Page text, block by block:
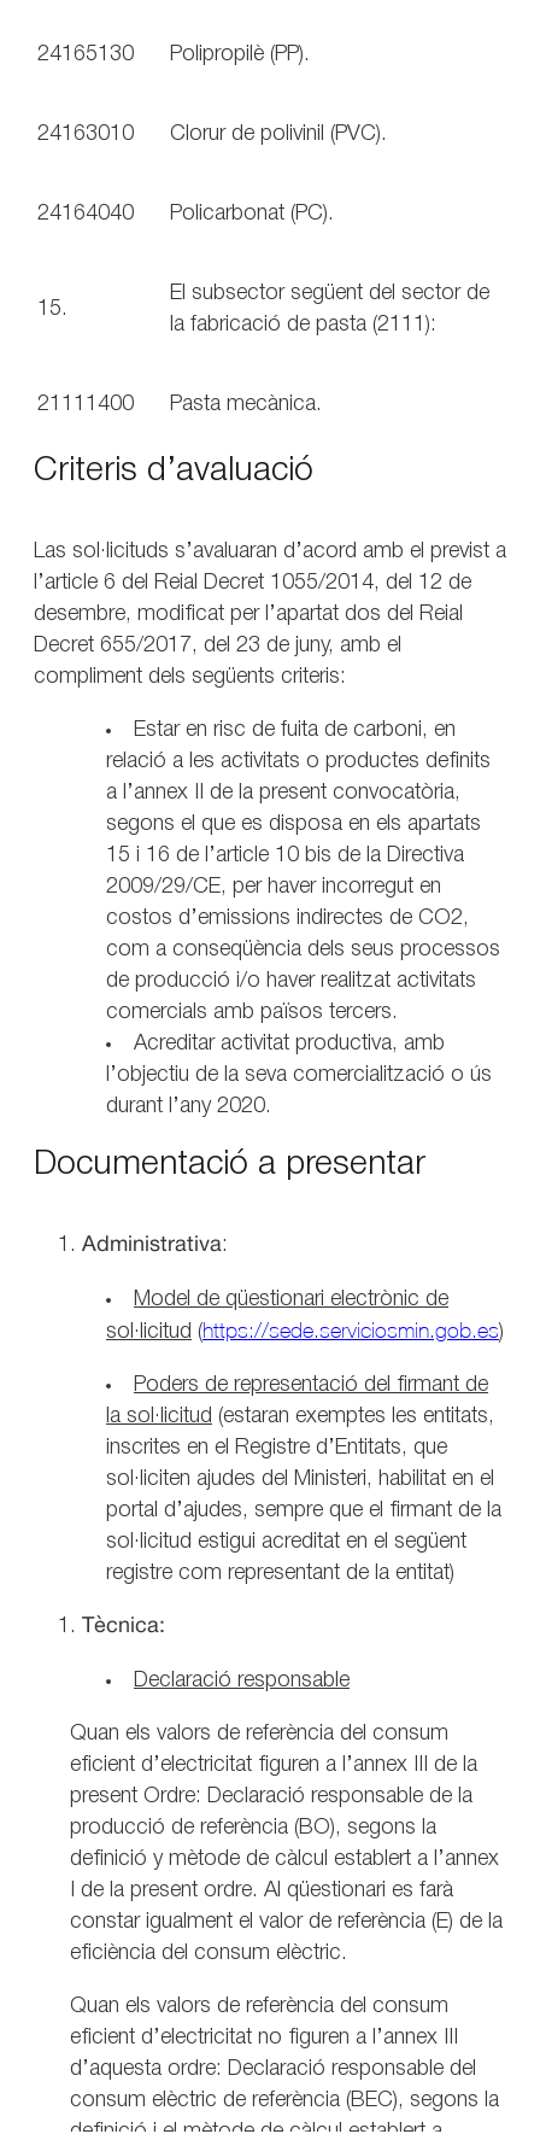
24165130 Polipropilè (PP).
24163010 Clorur de polivinil (PVC).
24164040 Policarbonat (PC).
15.
El subsector següent del sector de
la fabricació de pasta (2111):
21111400 Pasta mecànica.
Criteris d’avaluació
Las sol·licituds s’avaluaran d’acord amb el previst a
l’article 6 del Reial Decret 1055/2014, del 12 de
desembre, modificat per l’apartat dos del Reial
Decret 655/2017, del 23 de juny, amb el
compliment dels següents criteris:
Estar en risc de fuita de carboni, en
relació a les activitats o productes definits
a l’annex II de la present convocatòria,
segons el que es disposa en els apartats
15 i 16 de l’article 10 bis de la Directiva
2009/29/CE, per haver incorregut en
costos d’emissions indirectes de CO2,
com a conseqüència dels seus processos
de producció i/o haver realitzat activitats
comercials amb països tercers.
Acreditar activitat productiva, amb
l’objectiu de la seva comercialització o ús
durant l’any 2020.
Documentació a presentar
Administrativa:
Model de qüestionari electrònic de
sol·licitud (https://sede.serviciosmin.gob.es)
Poders de representació del firmant de
la sol·licitud (estaran exemptes les entitats,
inscrites en el Registre d’Entitats, que
sol·liciten ajudes del Ministeri, habilitat en el
portal d’ajudes, sempre que el firmant de la
sol·licitud estigui acreditat en el següent
registre com representant de la entitat)
Tècnica:
Declaració responsable
Quan els valors de referència del consum
eficient d’electricitat figuren a l’annex III de la
present Ordre: Declaració responsable de la
producció de referència (BO), segons la
definició y mètode de càlcul establert a l’annex
I de la present ordre. Al qüestionari es farà
constar igualment el valor de referència (E) de la
eficiència del consum elèctric.
Quan els valors de referència del consum
eficient d’electricitat no figuren a l’annex III
d’aquesta ordre: Declaració responsable del
consum elèctric de referència (BEC), segons la